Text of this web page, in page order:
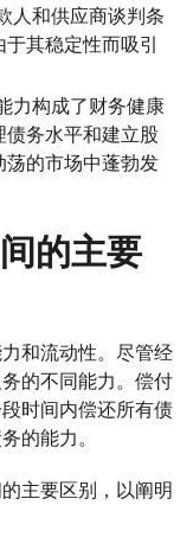
人和供应商谈判条
其稳定性而吸引
力构成了财务健康
务水平和建立股
荡的市场中蓬勃发
的主要
和流动性。尽管经
的不同能力。偿付
时间内偿还所有债
的能力。
主要区别，以阐明